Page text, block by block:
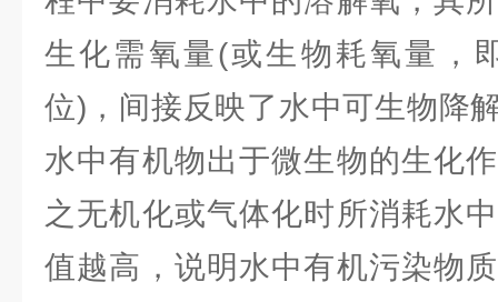
生化需氧量(或生物耗氧量，
位)，间接反映了水中可生物降
水中有机物出于微生物的生化
之无机化或气体化时所消耗水
值越高，说明水中有机污染物